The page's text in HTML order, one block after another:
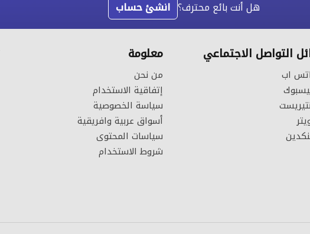
هل أنت بائع محترف؟ انشئ حساب
التواصل الاجتماعي
اب
معلومة
من نحن
إتفاقية الاستخدام
سياسة الخصوصية
أسواق عربية وافريقية
سياسات المحتوى
شروط الاستخدام